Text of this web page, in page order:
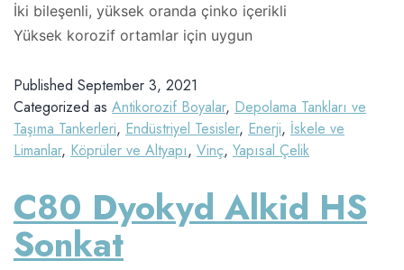
İki bileşenli, yüksek oranda çinko içerikli
Yüksek korozif ortamlar için uygun
Published September 3, 2021
Categorized as Antikorozif Boyalar, Depolama Tankları ve
Taşıma Tankerleri, Endüstriyel Tesisler, Enerji, İskele ve
Limanlar, Köprüler ve Altyapı, Vinç, Yapısal Çelik
C80 Dyokyd Alkid HS
Sonkat